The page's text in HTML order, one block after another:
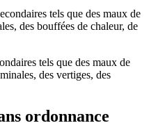
tels que des maux de
des bouffées de chaleur, de
tels que des maux de
des vertiges, des
ordonnance